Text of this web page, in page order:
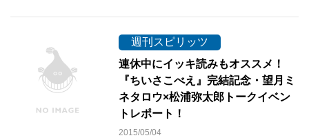
週刊スピリッツ
連休中にイッキ読みもオススメ！
『ちいさこべえ』完結記念・望月ミ
ネタロウ×松浦弥太郎トークイベン
トレポート！
2015/05/04